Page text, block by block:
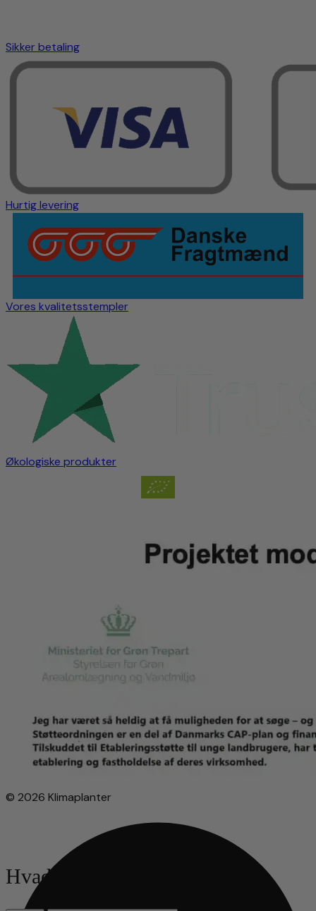
Sikker betaling
Hurtig levering
Vores kvalitetsstempler
Økologiske produkter
© 2026 Klimaplanter
Hvad leder du efter?